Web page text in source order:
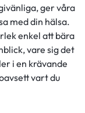
ger våra
med din hälsa.
enkel att bära
vare sig det
i en krävande
vart du